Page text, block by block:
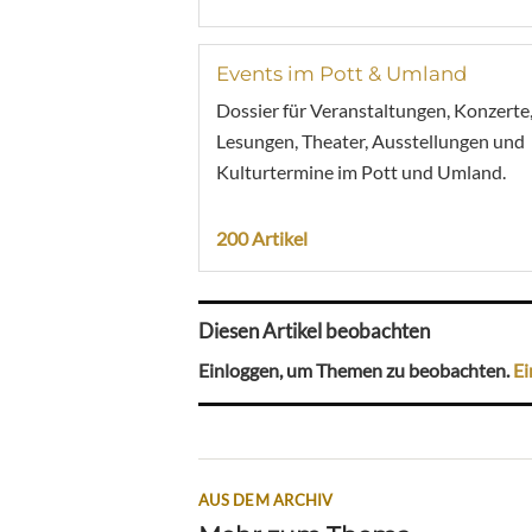
Events im Pott & Umland
Dossier für Veranstaltungen, Konzerte,
Lesungen, Theater, Ausstellungen und
Kulturtermine im Pott und Umland.
200 Artikel
Diesen Artikel beobachten
Einloggen, um Themen zu beobachten.
AUS DEM ARCHIV